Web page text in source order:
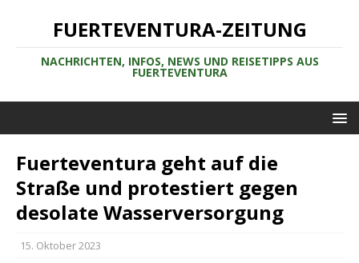
FUERTEVENTURA-ZEITUNG
NACHRICHTEN, INFOS, NEWS UND REISETIPPS AUS
FUERTEVENTURA
Fuerteventura geht auf die
Straße und protestiert gegen
desolate Wasserversorgung
15. Oktober 2023